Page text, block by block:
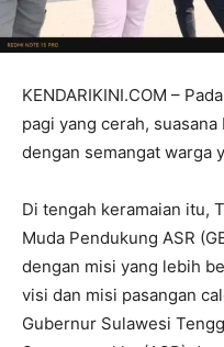
KENDARIKINI.COM –
pagi yang cerah,
dengan semangat warga
Di tengah keramaian itu,
Muda Pendukung ASR
dengan misi yang lebih
visi dan misi pasangan
Gubernur Sulawesi